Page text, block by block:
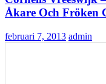
Åkare Och Fröken
februari 7, 2013 admin